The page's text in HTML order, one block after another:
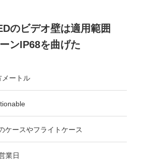
のビデオ壁は適用範囲
ンIP68を曲げた
メートル
ケースやフライトケース
業日